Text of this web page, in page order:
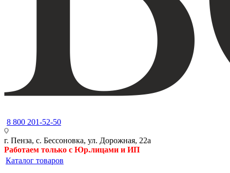
8 800 201-52-50
г. Пенза, с. Бессоновка, ул. Дорожная, 22а
Работаем только с Юр.лицами и ИП
Каталог товаров